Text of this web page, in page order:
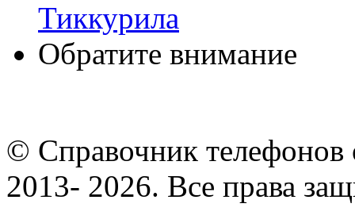
Тиккурила
Обратите внимание
© Cправочник телефонов
2013- 2026. Все права